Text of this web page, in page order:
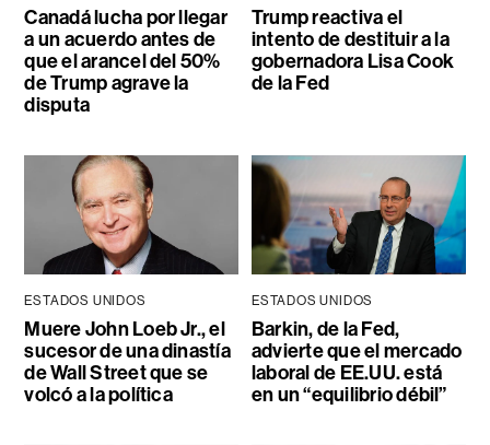
Canadá lucha por llegar
a un acuerdo antes de
que el arancel del 50%
de Trump agrave la
disputa
Trump reactiva el
intento de destituir a la
gobernadora Lisa Cook
de la Fed
ESTADOS UNIDOS
Muere John Loeb Jr., el
sucesor de una dinastía
de Wall Street que se
volcó a la política
ESTADOS UNIDOS
Barkin, de la Fed,
advierte que el mercado
laboral de EE.UU. está
en un “equilibrio débil”